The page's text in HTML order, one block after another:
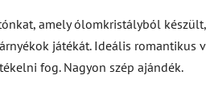
amely ólomkristályból
játékát. Ideális romantikus
fog. Nagyon szép ajándék.